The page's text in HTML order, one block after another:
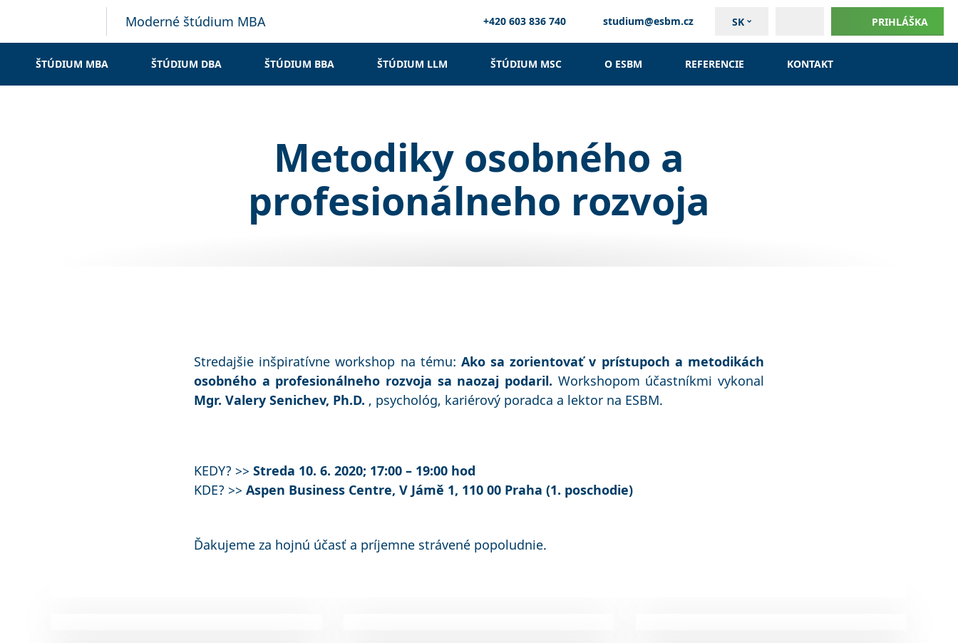
Moderné štúdium MBA SK PRIHLÁŠKA
+420 603 836 740 studium@esbm.cz
ŠTÚDIUM MBA ŠTÚDIUM DBA ŠTÚDIUM BBA ŠTÚDIUM LLM ŠTÚDIUM MSC O ESBM REFERENCIE KONTAKT
Metodiky osobného a
profesionálneho rozvoja
Stredajšie inšpiratívne workshop na tému: Ako sa zorientovať v prístupoch a metodikách
osobného a profesionálneho rozvoja sa naozaj podaril. Workshopom účastníkmi vykonal
Mgr. Valery Senichev, Ph.D. , psychológ, kariérový poradca a lektor na ESBM.
KEDY? >> Streda 10. 6. 2020; 17:00 – 19:00 hod
KDE? >> Aspen Business Centre, V Jámě 1, 110 00 Praha (1. poschodie)
Ďakujeme za hojnú účasť a príjemne strávené popoludnie.